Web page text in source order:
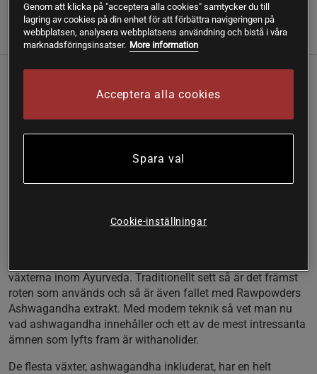
Information Recensioner Näring & Ingredienser
Ayurveda, har en mycket hög koncentration (15:1) av det
Central växt inom Ayurveda
ashwagandhapulver
växterna inom Ayurveda. Traditionellt sett så är det främst
roten som används och så är även fallet med Rawpowders
Ashwagandha extrakt. Med modern teknik så vet man nu
vad ashwagandha innehåller och ett av de mest intressanta
ämnen som lyfts fram är withanolider.
De flesta växter, ashwagandha inkluderat, har en helt
Genom att klicka på "acceptera alla cookies" samtycker du till
lagring av cookies på din enhet för att förbättra navigeringen på
webbplatsen, analysera webbplatsens användning och bistå i våra
marknadsföringsinsatser. More information
Acceptera alla cookies
Spara val
Cookie-inställningar